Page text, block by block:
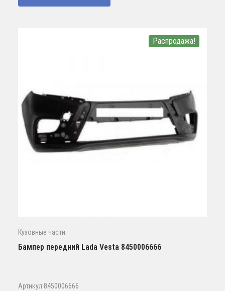
Распродажа!
Кузовные части
Бампер передний Lada Vesta 8450006666
Артикул:8450006666